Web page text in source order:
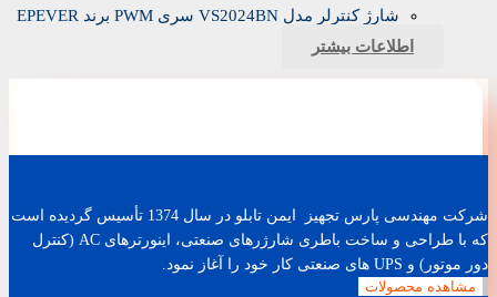
شارژ کنترلر مدل VS2024BN سری PWM برند EPEVER
اطلاعات بیشتر
مشاهده محصولات
شرکت مهندسی پارس تجهیز ایمن تابلو در سال 1374 تأسیس گردیده است
که با طراحی و ساخت باطری شارژرهای صنعتی، اینورترهای AC (کنترل
دور موتور) و UPS های صنعتی کار خود را آغاز نمود.